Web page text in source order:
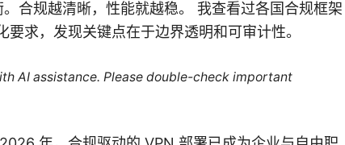
合规越清晰，性能就越稳。 我查看过各国合规框架
求，发现关键点在于边界透明和可审计性。
AI assistance. Please double-check important